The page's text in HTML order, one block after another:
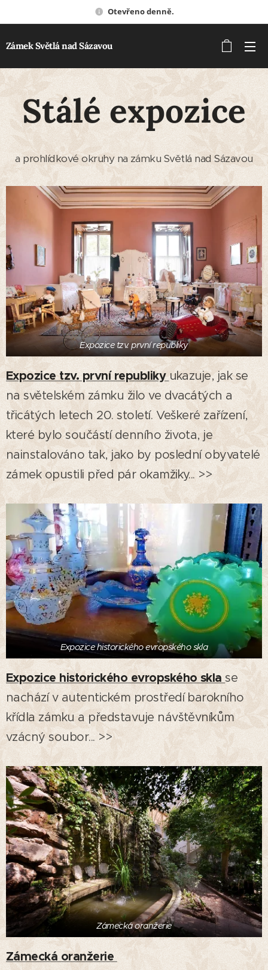
Otevřeno denně.
Zámek Světlá nad Sázavou
Stálé expozice
a prohlídkové okruhy na zámku Světlá nad Sázavou
Expozice tzv. první republiky
Expozice tzv. první republikyukazuje, jak se
na světelském zámku žilo ve dvacátých a
třicátých letech 20. století. Veškeré zařízení,
které bylo součástí denního života, je
nainstalováno tak, jako by poslední obyvatelé
zámek opustili před pár okamžiky... >>
Expozice historického evropského skla
Expozice historického evropského skla se
nachází v autentickém prostředí barokního
křídla zámku a představuje návštěvníkům
vzácný soubor... >>
Zámecká oranžerie
Zámecká oranžerie